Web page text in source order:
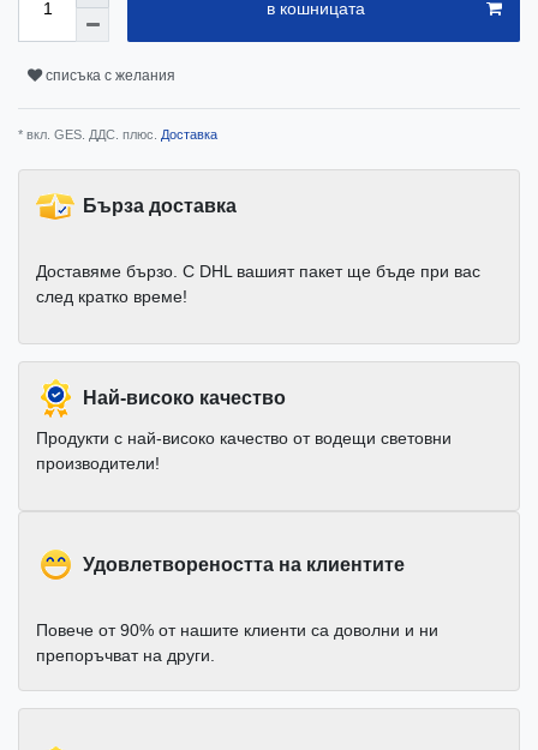
в кошницата
списъка с желания
* вкл. GES. ДДС. плюс. Доставка
Бърза доставка
Доставяме бързо. С DHL вашият пакет ще бъде при вас
след кратко време!
Най-високо качество
Продукти с най-високо качество от водещи световни
производители!
Удовлетвореността на клиентите
Повече от 90% от нашите клиенти са доволни и ни
препоръчват на други.